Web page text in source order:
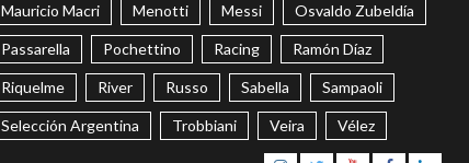
Mauricio Macri Menotti Messi Osvaldo Zubeldía
Passarella Pochettino Racing Ramón Díaz
Riquelme River Russo Sabella Sampaoli
Selección Argentina Trobbiani Veira Vélez